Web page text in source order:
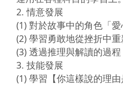
2. 情意發展
(1) 對於故事中的角色「
(2) 學習勇敢地從挫折中
(3) 透過推理與解讀的過程
3. 技能發展
(1) 學習【你這樣說的理